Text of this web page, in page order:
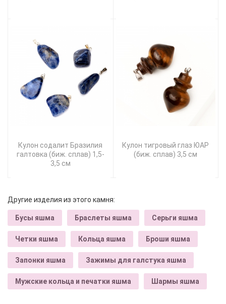
Кулон содалит Бразилия
галтовка (биж. сплав) 1,5-
3,5 см
Кулон тигровый глаз ЮАР
(биж. сплав) 3,5 см
Другие изделия из этого камня:
Бусы яшма Браслеты яшма Серьги яшма
Четки яшма Кольца яшма Броши яшма
Запонки яшма Зажимы для галстука яшма
Мужские кольца и печатки яшма Шармы яшма